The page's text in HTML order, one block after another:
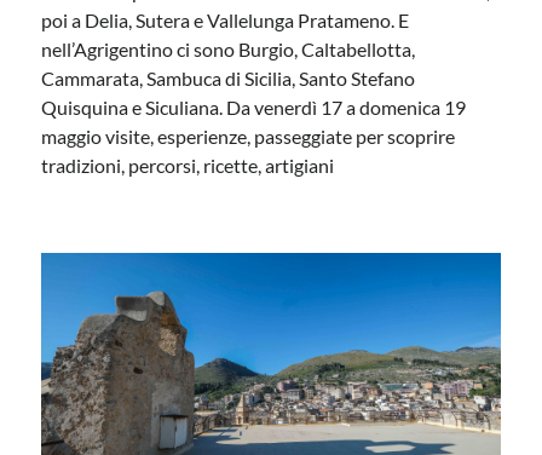
poi a Delia, Sutera e Vallelunga Pratameno. E
nell’Agrigentino ci sono Burgio, Caltabellotta,
Cammarata, Sambuca di Sicilia, Santo Stefano
Quisquina e Siculiana. Da venerdì 17 a domenica 19
maggio visite, esperienze, passeggiate per scoprire
tradizioni, percorsi, ricette, artigiani